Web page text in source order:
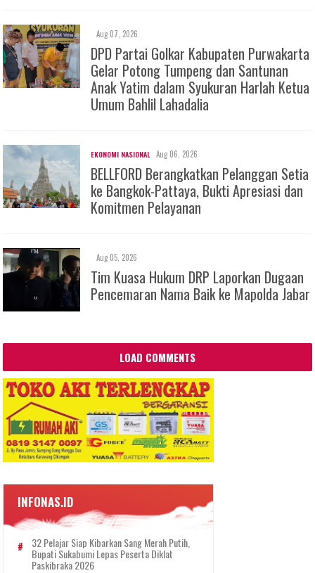
Aug 07, 2026
DPD Partai Golkar Kabupaten Purwakarta
Gelar Potong Tumpeng dan Santunan
Anak Yatim dalam Syukuran Harlah Ketua
Umum Bahlil Lahadalia
EKONOMI NASIONAL Aug 06, 2026
BELLFORD Berangkatkan Pelanggan Setia
ke Bangkok-Pattaya, Bukti Apresiasi dan
Komitmen Pelayanan
Aug 05, 2026
Tim Kuasa Hukum DRP Laporkan Dugaan
Pencemaran Nama Baik ke Mapolda Jabar
LOAD COMMENTS
INFONAS.ID
32 Pelajar Siap Kibarkan Sang Merah Putih,
Bupati Sukabumi Lepas Peserta Diklat
Paskibraka 2026